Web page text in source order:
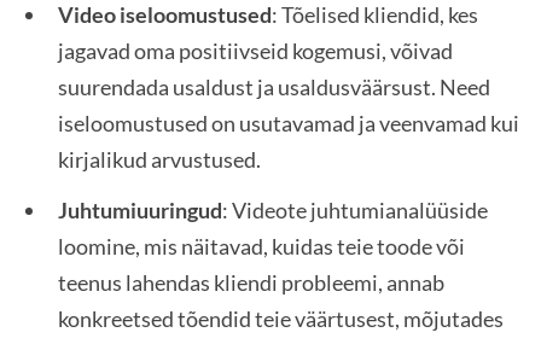
Video iseloomustused: Tõelised kliendid, kes
jagavad oma positiivseid kogemusi, võivad
suurendada usaldust ja usaldusväärsust. Need
iseloomustused on usutavamad ja veenvamad kui
kirjalikud arvustused.
Juhtumiuuringud: Videote juhtumianalüüside
loomine, mis näitavad, kuidas teie toode või
teenus lahendas kliendi probleemi, annab
konkreetsed tõendid teie väärtusest, mõjutades